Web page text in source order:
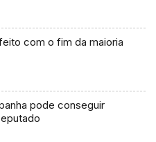
com o fim da maioria
pode conseguir